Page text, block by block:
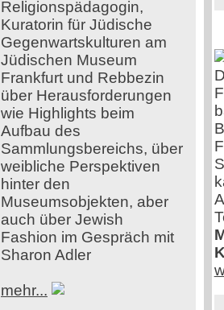
Religionspädagogin,
Kuratorin für Jüdische
Gegenwartskulturen am
Jüdischen Museum
Frankfurt und Rebbezin
über Herausforderungen
wie Highlights beim
Aufbau des
Sammlungsbereichs, über
weibliche Perspektiven
hinter den
Museumsobjekten, aber
auch über Jewish
Fashion im Gespräch mit
Sharon Adler
mehr...